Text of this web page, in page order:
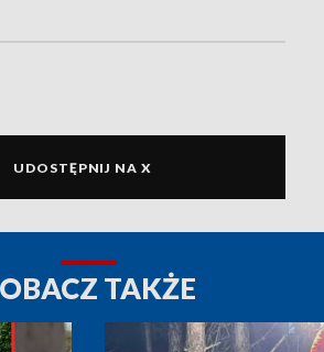
UDOSTĘPNIJ NA X
TAKŻE